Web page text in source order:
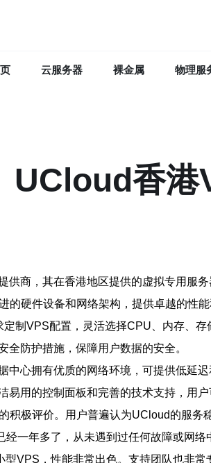
云服务器 裸金属 物理服
UCloud香港
供商，其在香港地区提供的虚拟专用服
的硬件设备和网络架构，提供卓越的性能
制VPS配置，灵活选择CPU、内存、存
防护措施，保障用户数据的安全。
中心拥有优质的网络环境，可提供低延迟
易用的控制面板和完善的技术支持，用户
积极评价。用户普遍认为UCloud的服务
一年多了，从未遇到过任何故障或网络
VPS，性能非常出色。支持团队也非常